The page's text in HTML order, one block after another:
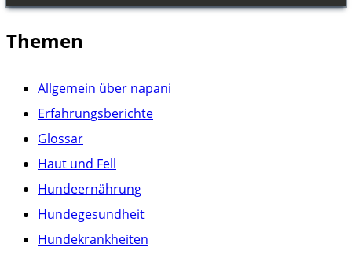
Themen
Allgemein über napani
Erfahrungsberichte
Glossar
Haut und Fell
Hundeernährung
Hundegesundheit
Hundekrankheiten